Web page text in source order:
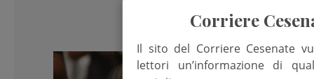
Corriere
Il sito del Corriere Cesenate
lettori un’informazione di